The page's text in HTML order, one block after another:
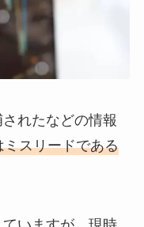
れたなどの情報
ミスリードである